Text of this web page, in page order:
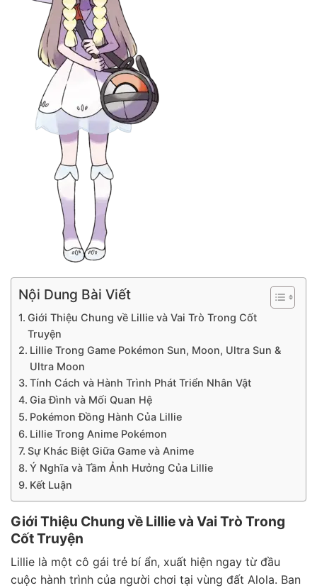
Nội Dung Bài Viết
Giới Thiệu Chung về Lillie và Vai Trò Trong Cốt
Truyện
Lillie Trong Game Pokémon Sun, Moon, Ultra Sun &
Ultra Moon
Tính Cách và Hành Trình Phát Triển Nhân Vật
Gia Đình và Mối Quan Hệ
Pokémon Đồng Hành Của Lillie
Lillie Trong Anime Pokémon
Sự Khác Biệt Giữa Game và Anime
Ý Nghĩa và Tầm Ảnh Hưởng Của Lillie
Kết Luận
Giới Thiệu Chung về Lillie và Vai Trò Trong
Cốt Truyện
Lillie là một cô gái trẻ bí ẩn, xuất hiện ngay từ đầu
cuộc hành trình của người chơi tại vùng đất Alola. Ban